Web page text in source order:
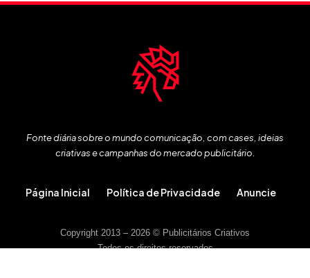
Fonte diária sobre o mundo comunicação, com cases, ideias
criativas e campanhas do mercado publicitário.
Página Inicial Política de Privacidade Anuncie
Copyright 2013 – 2026 © Publicitários Criativos
Todos os direitos reservados